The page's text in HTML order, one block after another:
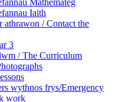
Iaith
athrawon / Contact the
3
/ The Curriculum
wythnos frys/Emergency
work